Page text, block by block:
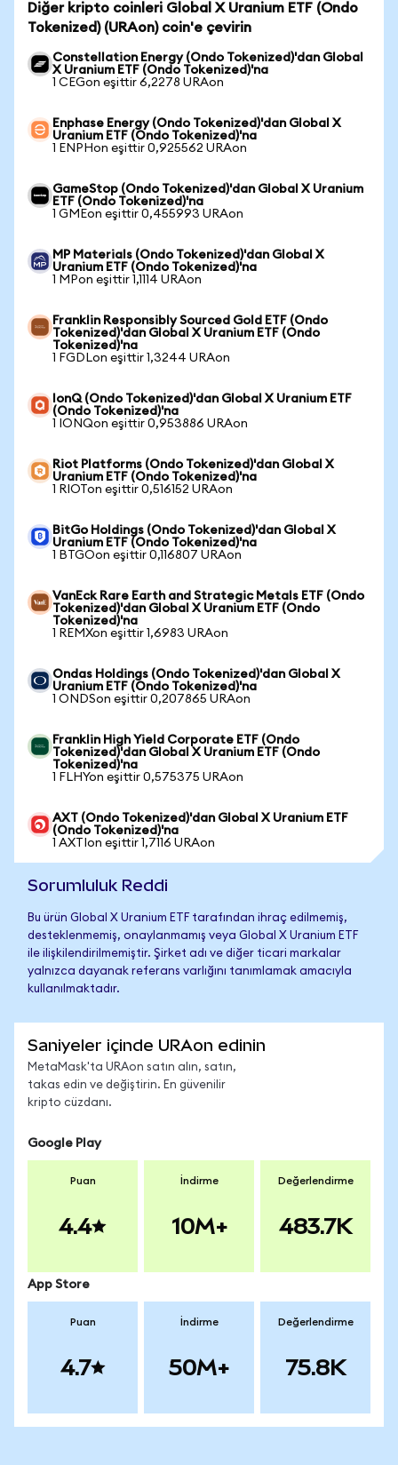
Diğer kripto coinleri Global X Uranium ETF (Ondo
Tokenized) (URAon) coin'e çevirin
Constellation Energy (Ondo Tokenized)'dan Global
X Uranium ETF (Ondo Tokenized)'na
1 CEGon eşittir 6,2278 URAon
Enphase Energy (Ondo Tokenized)'dan Global X
Uranium ETF (Ondo Tokenized)'na
1 ENPHon eşittir 0,925562 URAon
GameStop (Ondo Tokenized)'dan Global X Uranium
ETF (Ondo Tokenized)'na
1 GMEon eşittir 0,455993 URAon
MP Materials (Ondo Tokenized)'dan Global X
Uranium ETF (Ondo Tokenized)'na
1 MPon eşittir 1,1114 URAon
Franklin Responsibly Sourced Gold ETF (Ondo
Tokenized)'dan Global X Uranium ETF (Ondo
Tokenized)'na
1 FGDLon eşittir 1,3244 URAon
IonQ (Ondo Tokenized)'dan Global X Uranium ETF
(Ondo Tokenized)'na
1 IONQon eşittir 0,953886 URAon
Riot Platforms (Ondo Tokenized)'dan Global X
Uranium ETF (Ondo Tokenized)'na
1 RIOTon eşittir 0,516152 URAon
BitGo Holdings (Ondo Tokenized)'dan Global X
Uranium ETF (Ondo Tokenized)'na
1 BTGOon eşittir 0,116807 URAon
VanEck Rare Earth and Strategic Metals ETF (Ondo
Tokenized)'dan Global X Uranium ETF (Ondo
Tokenized)'na
1 REMXon eşittir 1,6983 URAon
Ondas Holdings (Ondo Tokenized)'dan Global X
Uranium ETF (Ondo Tokenized)'na
1 ONDSon eşittir 0,207865 URAon
Franklin High Yield Corporate ETF (Ondo
Tokenized)'dan Global X Uranium ETF (Ondo
Tokenized)'na
1 FLHYon eşittir 0,575375 URAon
AXT (Ondo Tokenized)'dan Global X Uranium ETF
(Ondo Tokenized)'na
1 AXTIon eşittir 1,7116 URAon
Sorumluluk Reddi
Bu ürün Global X Uranium ETF tarafından ihraç edilmemiş,
desteklenmemiş, onaylanmamış veya Global X Uranium ETF
ile ilişkilendirilmemiştir. Şirket adı ve diğer ticari markalar
yalnızca dayanak referans varlığını tanımlamak amacıyla
kullanılmaktadır.
Saniyeler içinde URAon edinin
MetaMask'ta URAon satın alın, satın,
takas edin ve değiştirin. En güvenilir
kripto cüzdanı.
Google Play
Puan
4.4
İndirme
10M+
Değerlendirme
483.7K
App Store
Puan
4.7
İndirme
50M+
Değerlendirme
75.8K